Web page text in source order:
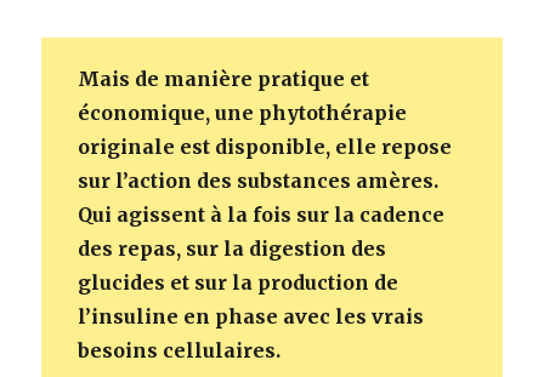
Mais de manière pratique et
économique, une phytothérapie
originale est disponible, elle repose
sur l’action des substances amères.
Qui agissent à la fois sur la cadence
des repas, sur la digestion des
glucides et sur la production de
l’insuline en phase avec les vrais
besoins cellulaires.